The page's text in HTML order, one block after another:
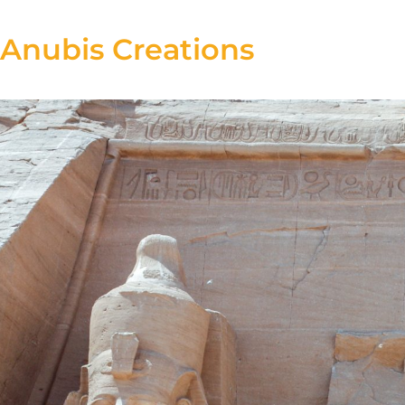
Anubis Creations